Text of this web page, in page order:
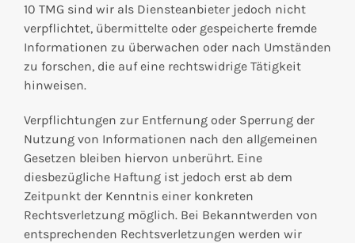
10 TMG sind wir als Diensteanbieter jedoch nicht
verpflichtet, übermittelte oder gespeicherte fremde
Informationen zu überwachen oder nach Umständen
zu forschen, die auf eine rechtswidrige Tätigkeit
hinweisen.
Verpflichtungen zur Entfernung oder Sperrung der
Nutzung von Informationen nach den allgemeinen
Gesetzen bleiben hiervon unberührt. Eine
diesbezügliche Haftung ist jedoch erst ab dem
Zeitpunkt der Kenntnis einer konkreten
Rechtsverletzung möglich. Bei Bekanntwerden von
entsprechenden Rechtsverletzungen werden wir